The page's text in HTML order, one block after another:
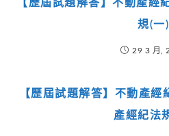
【歷屆試題解答】不動產經
規(一)
29 3 月,
【歷屆試題解答】不動產
產經紀法